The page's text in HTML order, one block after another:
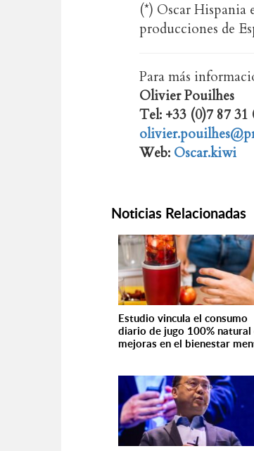
(*) Oscar Hispania
producciones de
Para más
Olivier Pouilhes
Tel: +33 (0)7 87 31
Web: Oscar.kiwi
Noticias Relacionadas
Estudio vincula el consumo
diario de jugo 100% natural
mejoras en el bienestar